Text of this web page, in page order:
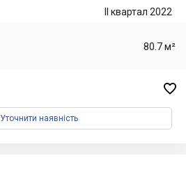
II квартал 2022
80.7 м²

Уточнити наявність